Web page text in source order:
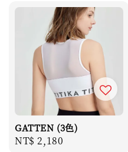
GATTEN (3色)
Regular
NT$ 2,180